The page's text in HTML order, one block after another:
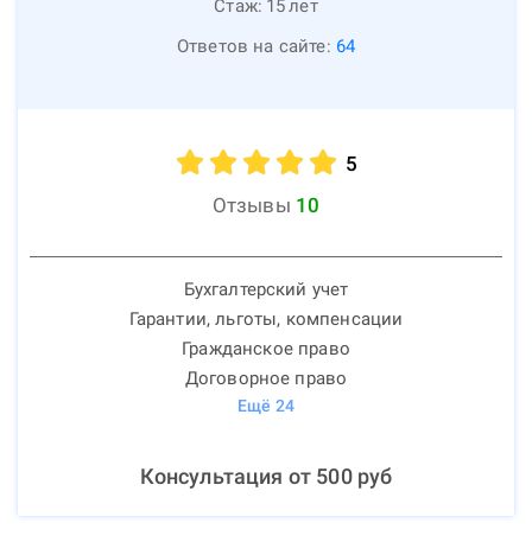
Стаж: 15лет
Ответов на сайте: 64
5
Отзывы 10
Бухгалтерский учет
Гарантии, льготы, компенсации
Гражданское право
Договорное право
Ещё 24
Консультация от 500руб